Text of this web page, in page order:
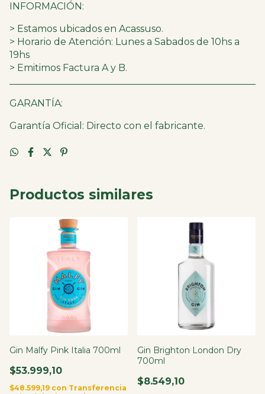
INFORMACIÓN:
> Estamos ubicados en Acassuso.
> Horario de Atención: Lunes a Sabados de 10hs a
19hs
> Emitimos Factura A y B.
GARANTÍA:
Garantía Oficial: Directo con el fabricante.
Productos similares
Gin Malfy Pink Italia 700ml
$53.999,10
$48.599,19 con Transferencia
Gin Brighton London Dry
700ml
$8.549,10